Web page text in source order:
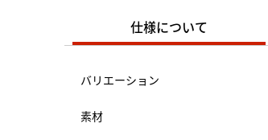
仕様について
バリエーション
素材